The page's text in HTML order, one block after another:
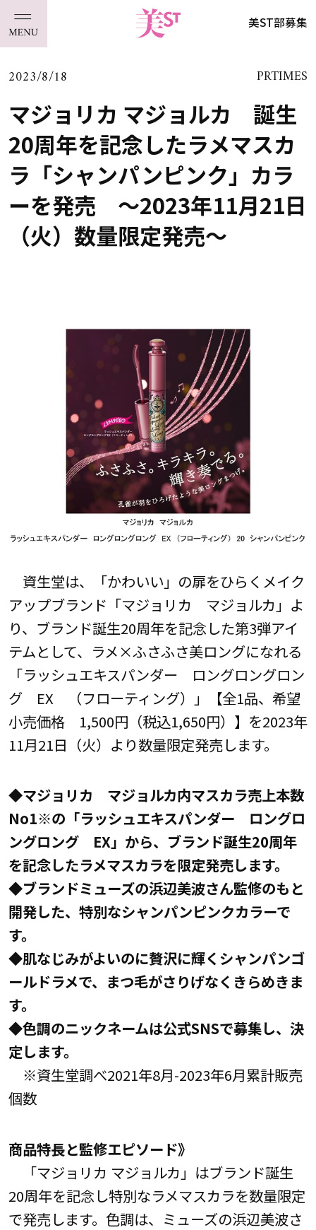
美ST部募集
2023/8/18 PRTIMES
マジョリカ マジョルカ 誕生
20周年を記念したラメマスカ
ラ「シャンパンピンク」カラ
ーを発売 ～2023年11月21日
（火）数量限定発売～
資生堂は、「かわいい」の扉をひらくメイク
アップブランド「マジョリカ マジョルカ」よ
り、ブランド誕生20周年を記念した第3弾アイ
テムとして、ラメ×ふさふさ美ロングになれる
「ラッシュエキスパンダー ロングロングロン
グ EX （フローティング）」【全1品、希望
小売価格 1,500円（税込1,650円）】を2023年
11月21日（火）より数量限定発売します。
◆マジョリカ マジョルカ内マスカラ売上本数
No1※の「ラッシュエキスパンダー ロングロ
ングロング EX」から、ブランド誕生20周年
を記念したラメマスカラを限定発売します。
◆ブランドミューズの浜辺美波さん監修のもと
開発した、特別なシャンパンピンクカラーで
す。
◆肌なじみがよいのに贅沢に輝くシャンパンゴ
ールドラメで、まつ毛がさりげなくきらめきま
す。
◆色調のニックネームは公式SNSで募集し、決
定します。
※資生堂調べ2021年8月-2023年6月累計販売
個数
商品特長と監修エピソード》
「マジョリカ マジョルカ」はブランド誕生
20周年を記念し特別なラメマスカラを数量限定
で発売します。色調は、ミューズの浜辺美波さ